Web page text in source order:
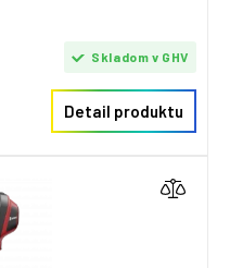
Skladom v GHV
Detail produktu